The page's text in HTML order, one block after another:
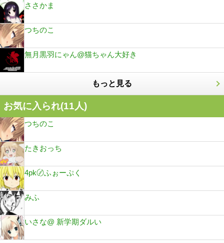
ささかま
つちのこ
無月黒羽にゃん@猫ちゃん大好き
もっと見る
お気に入られ(11人)
つちのこ
たきおっち
4pk〄ふぉーぷく
みふ
いさな@ 新学期ダルい